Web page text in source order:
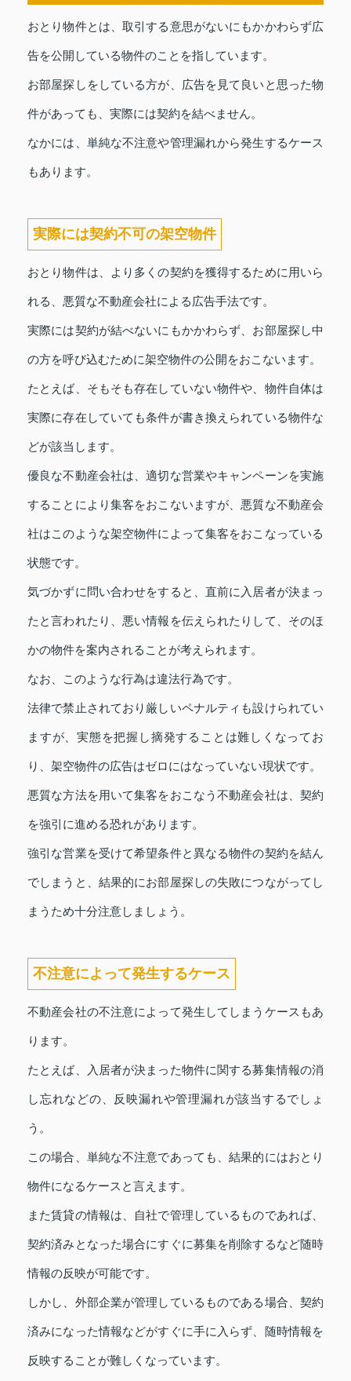
おとり物件とは、取引する意思がないにもかかわらず広
告を公開している物件のことを指しています。
お部屋探しをしている方が、広告を見て良いと思った物
件があっても、実際には契約を結べません。
なかには、単純な不注意や管理漏れから発生するケース
もあります。
実際には契約不可の架空物件
おとり物件は、より多くの契約を獲得するために用いら
れる、悪質な不動産会社による広告手法です。
実際には契約が結べないにもかかわらず、お部屋探し中
の方を呼び込むために架空物件の公開をおこないます。
たとえば、そもそも存在していない物件や、物件自体は
実際に存在していても条件が書き換えられている物件な
どが該当します。
優良な不動産会社は、適切な営業やキャンペーンを実施
することにより集客をおこないますが、悪質な不動産会
社はこのような架空物件によって集客をおこなっている
状態です。
気づかずに問い合わせをすると、直前に入居者が決まっ
たと言われたり、悪い情報を伝えられたりして、そのほ
かの物件を案内されることが考えられます。
なお、このような行為は違法行為です。
法律で禁止されており厳しいペナルティも設けられてい
ますが、実態を把握し摘発することは難しくなってお
り、架空物件の広告はゼロにはなっていない現状です。
悪質な方法を用いて集客をおこなう不動産会社は、契約
を強引に進める恐れがあります。
強引な営業を受けて希望条件と異なる物件の契約を結ん
でしまうと、結果的にお部屋探しの失敗につながってし
まうため十分注意しましょう。
不注意によって発生するケース
不動産会社の不注意によって発生してしまうケースもあ
ります。
たとえば、入居者が決まった物件に関する募集情報の消
し忘れなどの、反映漏れや管理漏れが該当するでしょ
う。
この場合、単純な不注意であっても、結果的にはおとり
物件になるケースと言えます。
また賃貸の情報は、自社で管理しているものであれば、
契約済みとなった場合にすぐに募集を削除するなど随時
情報の反映が可能です。
しかし、外部企業が管理しているものである場合、契約
済みになった情報などがすぐに手に入らず、随時情報を
反映することが難しくなっています。